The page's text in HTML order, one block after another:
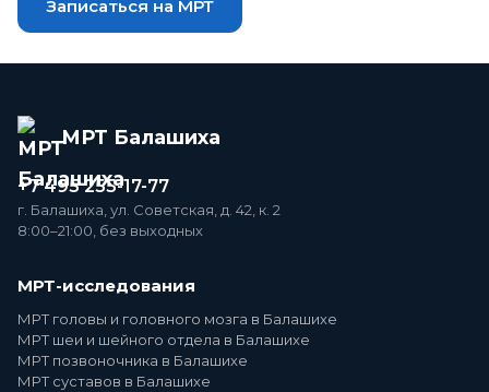
Записаться на МРТ
МРТ Балашиха
+7 495 255-17-77
г. Балашиха, ул. Советская, д. 42, к. 2
8:00–21:00, без выходных
МРТ-исследования
МРТ головы и головного мозга в Балашихе
МРТ шеи и шейного отдела в Балашихе
МРТ позвоночника в Балашихе
МРТ суставов в Балашихе